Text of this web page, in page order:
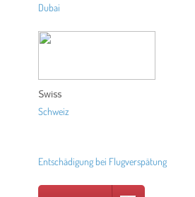
Dubai
Swiss
Schweiz
Entschädigung bei Flugverspätung